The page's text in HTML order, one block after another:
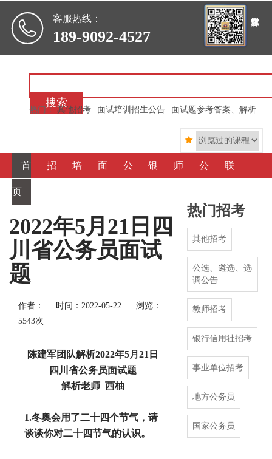
 客服热线：
189-9092-4527
搜索
热门：其他招考 面试培训招生公告 面试题参考答案、解析

首
页
招
息
培
息
面
得
公
遴
选
银
用
社
师
介
公
介
联
们
2022年5月21日四
川省公务员面试
题
作者： 时间：2022-05-22
浏览：
5543次
陈建军团队解析2022年5月21日
四川省公务员面试题
解析老师 西柚
1.冬奥会用了二十四个节气，请
谈谈你对二十四节气的认识。
热门招考
其他招考
公选、遴选、选
调公告
教师招考
银行信用社招考
事业单位招考
地方公务员
国家公务员